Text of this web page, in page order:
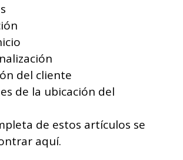
del cliente
de la ubicación del
de estos artículos se
aquí.